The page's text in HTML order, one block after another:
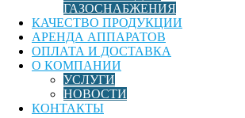
ГАЗОСНАБЖЕНИЯ
КАЧЕСТВО ПРОДУКЦИИ
АРЕНДА АППАРАТОВ
ОПЛАТА И ДОСТАВКА
О КОМПАНИИ
УСЛУГИ
НОВОСТИ
КОНТАКТЫ
Цена:
62 062,00руб
Нашли дешевле? Сообщите нам!
Количество